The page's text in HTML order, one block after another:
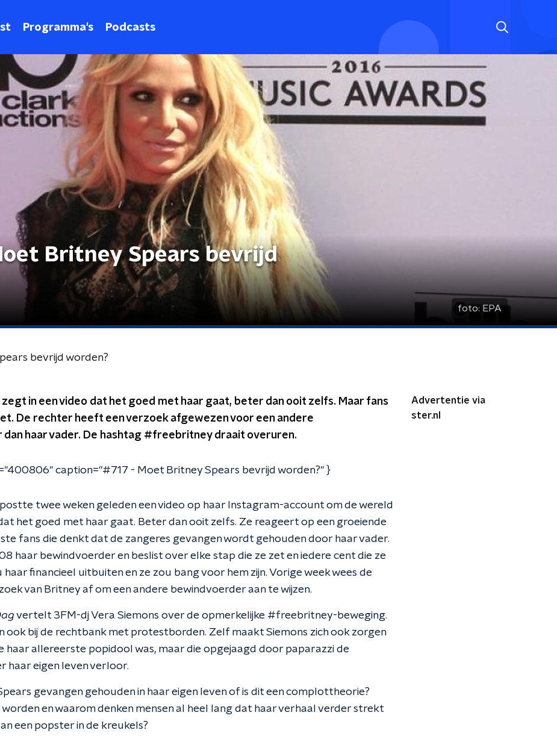
Programma's Podcasts
Britney Spears bevrijd
foto: EPA
bevrijd worden?
in een video dat het goed met haar gaat, beter dan ooit zelfs. Maar fans
De rechter heeft een verzoek afgewezen voor een andere
haar vader. De hashtag #freebritney draait overuren.
caption="#717 - Moet Britney Spears bevrijd worden?" }
twee weken geleden een video op haar Instagram-account om de wereld
het goed met haar gaat. Beter dan ooit zelfs. Ze reageert op een groeiende
fans die denkt dat de zangeres gevangen wordt gehouden door haar vader.
haar bewindvoerder en beslist over elke stap die ze zet en iedere cent die ze
financieel uitbuiten en ze zou bang voor hem zijn. Vorige week wees de
van Britney af om een andere bewindvoerder aan te wijzen.
vertelt 3FM-dj Vera Siemons over de opmerkelijke #freebritney-beweging.
ook bij de rechtbank met protestborden. Zelf maakt Siemons zich ook zorgen
haar allereerste popidool was, maar die opgejaagd door paparazzi de
haar eigen leven verloor.
gevangen gehouden in haar eigen leven of is dit een complottheorie?
en waarom denken mensen al heel lang dat haar verhaal verder strekt
een popster in de kreukels?
Advertentie via
ster.nl